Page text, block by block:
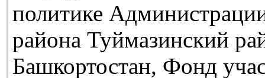
политике
района Туймазинский
Башкортостан, Фонд